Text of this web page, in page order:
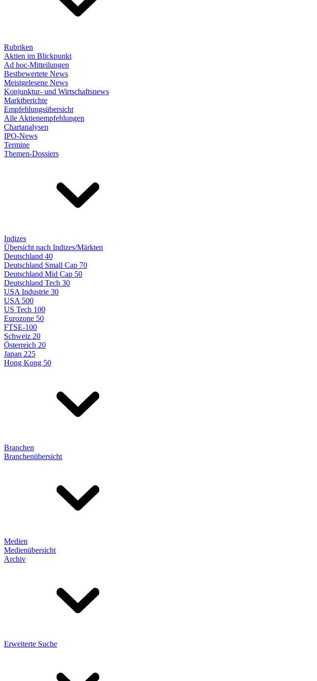
Rubriken
Aktien im Blickpunkt
Ad hoc-Mitteilungen
Bestbewertete News
Meistgelesene News
Konjunktur- und Wirtschaftsnews
Marktberichte
Empfehlungsübersicht
Alle Aktienempfehlungen
Chartanalysen
IPO-News
Termine
Themen-Dossiers
Indizes
Übersicht nach Indizes/Märkten
Deutschland 40
Deutschland Small Cap 70
Deutschland Mid Cap 50
Deutschland Tech 30
USA Industrie 30
USA 500
US Tech 100
Eurozone 50
FTSE-100
Schweiz 20
Österreich 20
Japan 225
Hong Kong 50
Branchen
Branchenübersicht
Medien
Medienübersicht
Archiv
Erweiterte Suche